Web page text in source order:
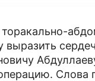
выразить
Слова